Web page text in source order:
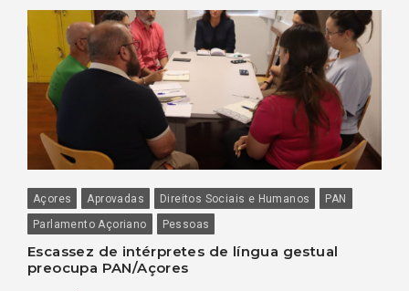
Açores Aprovadas Direitos Sociais e Humanos
PAN
Parlamento Açoriano
Pessoas
Escassez de intérpretes de língua gestual
preocupa PAN/Açores